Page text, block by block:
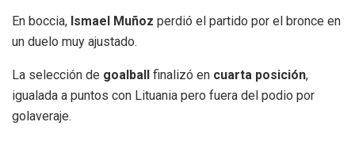
En boccia, Ismael Muñoz perdió el partido por el bronce en
un duelo muy ajustado.
La selección de goalball finalizó en cuarta posición,
igualada a puntos con Lituania pero fuera del podio por
golaveraje.